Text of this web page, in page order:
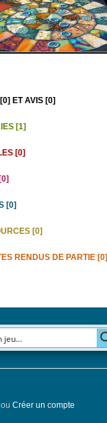
ET AVIS [0]
[1]
[0]
[0]
[0]
RENDUS DE PARTIE [0]
ou Créer un compte